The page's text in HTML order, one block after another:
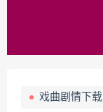
戏曲剧情下载